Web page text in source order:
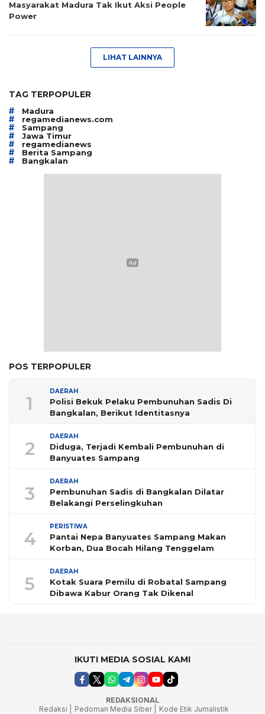
Masyarakat Madura Tak Ikut Aksi People
Power
LIHAT LAINNYA
TAG TERPOPULER
# Madura
# regamedianews.com
# Sampang
# Jawa Timur
# regamedianews
# Berita Sampang
# Bangkalan
POS TERPOPULER
1
DAERAH
Polisi Bekuk Pelaku Pembunuhan Sadis Di
Bangkalan, Berikut Identitasnya
2
DAERAH
Diduga, Terjadi Kembali Pembunuhan di
Banyuates Sampang
3
DAERAH
Pembunuhan Sadis di Bangkalan Dilatar
Belakangi Perselingkuhan
4
PERISTIWA
Pantai Nepa Banyuates Sampang Makan
Korban, Dua Bocah Hilang Tenggelam
5
DAERAH
Kotak Suara Pemilu di Robatal Sampang
Dibawa Kabur Orang Tak Dikenal
IKUTI MEDIA SOSIAL KAMI
REDAKSIONAL
Redaksi |
Pedoman Media Siber |
Kode Etik Jurnalistik